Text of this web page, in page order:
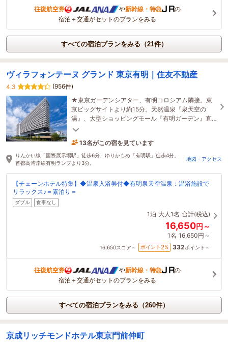
往復航空券 や新幹線・特急
の
宿泊＋交通がセットのプランをみる
すべての宿泊プランをみる（21件）
ヴィラフォンテーヌ グランド 東京有明｜住友不動産
4.3
(956件)
★東京ガーデンシアター、有明コロシアム隣接。東
京ビッグサイトより約15分。天然温泉『泉天空の
湯』、大型ショッピングモール『有明ガーデン』直
結。ヴィラフォンテーヌで、素敵なひと時を。
たった今予約されました
りんかい線「国際展示場駅」徒歩6分、ゆりかもめ「有明駅」徒歩4分。
首都高湾岸線有明ランプより3分。
地図・アクセス
【チェーンホテル特集】◆温泉入浴券付◆有明泉天空温泉：温浴施設で
リラックス♪＝素泊り＝
ダブル 食事なし
1泊 大人1名 合計(税込)
16,650円～
1名 16,650円～
16,650スコア～ ポイント 2% 332ポイント～
往復航空券 や新幹線・特急
の
宿泊＋交通がセットのプランをみる
すべての宿泊プランをみる（260件）
京成リッチモンドホテル東京門前仲町